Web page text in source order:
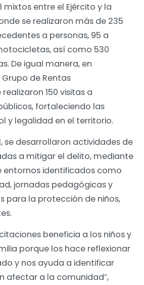
entre el Ejército y la
se realizaron más de 235
a personas, 95 a
así como 530
De igual manera, en
de Rentas
150 visitas a
fortaleciendo las
y legalidad en el territorio.
se desarrollaron actividades de
a mitigar el delito, mediante
entornos identificados como
jornadas pedagógicas y
para la protección de niños,
beneficia a los niños y
porque los hace reflexionar
y nos ayuda a identificar
afectar a la comunidad”,